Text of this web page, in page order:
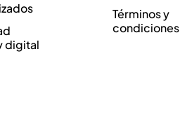
digital
Términos y
condiciones